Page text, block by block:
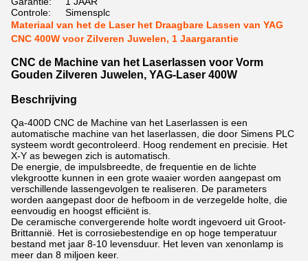
Controle:
Simensplc
Materiaal van het de Laser het Draagbare Lassen van YAG
CNC 400W voor Zilveren Juwelen, 1 Jaargarantie
CNC de Machine van het Laserlassen voor Vorm
Gouden Zilveren Juwelen, YAG-Laser 400W
Beschrijving
Qa-400D CNC de Machine van het Laserlassen is een
automatische machine van het laserlassen, die door Simens PLC
systeem wordt gecontroleerd. Hoog rendement en precisie. Het
X-Y as bewegen zich is automatisch.
De energie, de impulsbreedte, de frequentie en de lichte
vlekgrootte kunnen in een grote waaier worden aangepast om
verschillende lassengevolgen te realiseren. De parameters
worden aangepast door de hefboom in de verzegelde holte, die
eenvoudig en hoogst efficiënt is.
De ceramische convergerende holte wordt ingevoerd uit Groot-
Brittannië. Het is corrosiebestendige en op hoge temperatuur
bestand met jaar 8-10 levensduur. Het leven van xenonlamp is
meer dan 8 miljoen keer.